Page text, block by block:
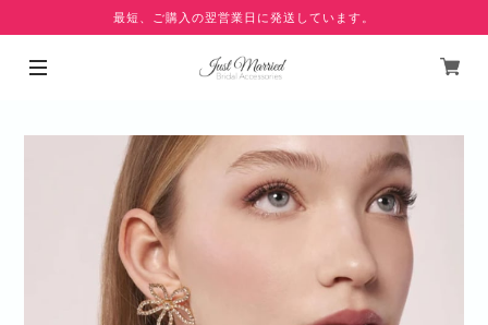
最短、ご購入の翌営業日に発送しています。